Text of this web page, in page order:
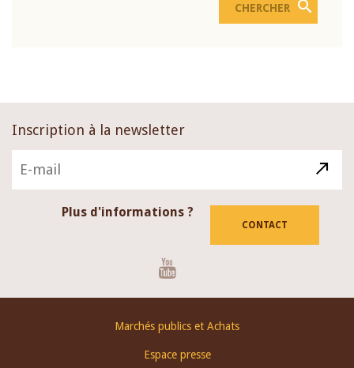
Inscription à la newsletter
Plus d'informations ?
CONTACT
Marchés publics et Achats
Espace presse